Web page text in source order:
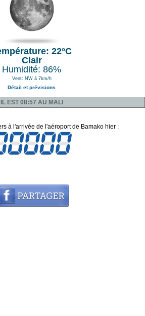
22°C
Clair
Humidité: 86%
Vent: NW à 7km/h
Détail et prévisions
IL EST 08:57 AU MALI
à l'arrivée de l'aéroport de Bamako hier :